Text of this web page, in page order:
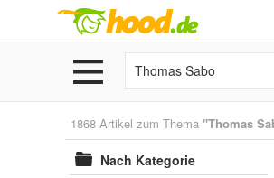
1868 Artikel zum Thema "Thomas
Nach Kategorie